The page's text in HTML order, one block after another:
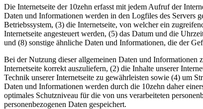
Die Internetseite der 10zehn erfasst mit jedem Aufruf der
Daten und Informationen werden in den Logfiles des Servers
Betriebssystem, (3) die Internetseite, von welcher ein
Internetseite angesteuert werden, (5) das Datum und die
und (8) sonstige ähnliche Daten und Informationen, die der
Bei der Nutzung dieser allgemeinen Daten und Informationen
Internetseite korrekt auszuliefern, (2) die Inhalte unserer
Technik unserer Internetseite zu gewährleisten sowie (4) um
Daten und Informationen werden durch die 10zehn daher
optimales Schutzniveau für die von uns verarbeiteten
personenbezogenen Daten gespeichert.